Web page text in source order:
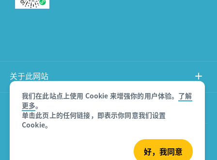
我们在此站点上使用 Cookie 来增强你的用户体验。 了解
更多。
单击此页上的任何链接，即表示你同意我们设置
Cookie。
好，我同意
关于此网站
产品免责声明
沪ICP备08007532号-3